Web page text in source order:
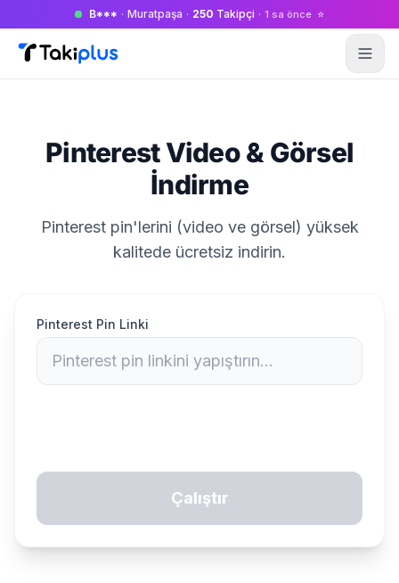
B*** · Muratpaşa · 250 Takipçi · 1 sa önce ⭐
Anasayfa
Pinterest Video & Görsel
İndirme
Pinterest pin'lerini (video ve görsel) yüksek
kalitede ücretsiz indirin.
Pinterest Pin Linki
Çalıştır
Sohbet Yardım